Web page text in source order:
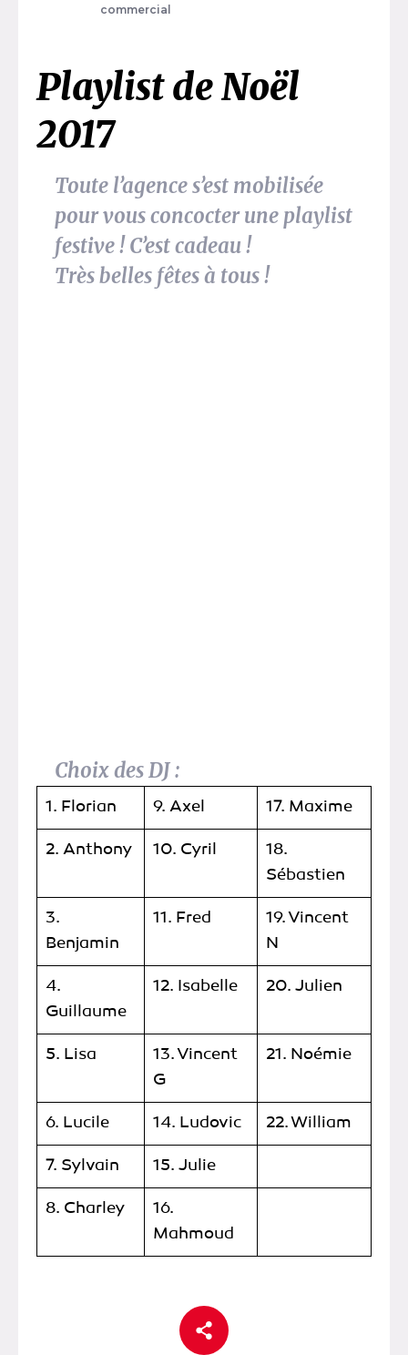
commercial
Playlist de Noël
2017
Toute l’agence s’est mobilisée
pour vous concocter une playlist
festive ! C’est cadeau !
Très belles fêtes à tous !
Choix des DJ :
1. Florian 9. Axel 17. Maxime
2. Anthony 10. Cyril
18.
Sébastien
3.
Benjamin
11. Fred
19. Vincent
N
4.
Guillaume
12. Isabelle 20. Julien
5. Lisa
13. Vincent
G
21. Noémie
6. Lucile 14. Ludovic 22. William
7. Sylvain 15. Julie
8. Charley
16.
Mahmoud